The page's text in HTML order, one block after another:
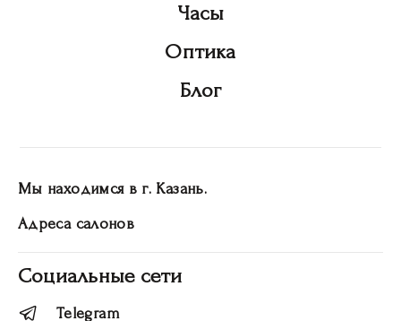
Часы
Оптика
Блог
Мы находимся в г. Казань.
Адреса салонов
Социальные сети
Telegram